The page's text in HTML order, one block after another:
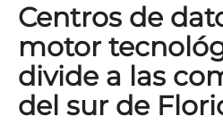
Centros de
motor
divide a las
del sur de